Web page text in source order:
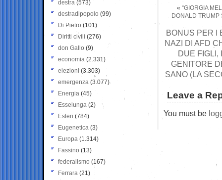
« “GIORGIA
DONALD TRUMP
BONUS PER I
NAZI DI AFD
DUE FIGLI,
GENITORE
SANO (LA
Leave a
You must be
destra (573)
destradipopolo (99)
Di Pietro (101)
Diritti civili (276)
don Gallo (9)
economia (2.331)
elezioni (3.303)
emergenza (3.077)
Energia (45)
Esselunga (2)
Esteri (784)
Eugenetica (3)
Europa (1.314)
Fassino (13)
federalismo (167)
Ferrara (21)